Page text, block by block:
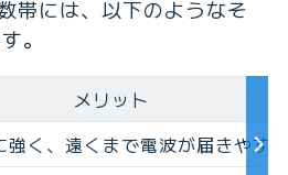
帯には、以下のようなそ
。
メリット
く、 遠くまで電波が届きやす